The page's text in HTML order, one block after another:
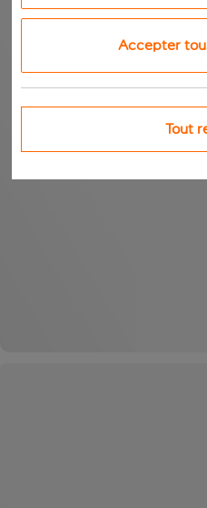
Accepter
Tout